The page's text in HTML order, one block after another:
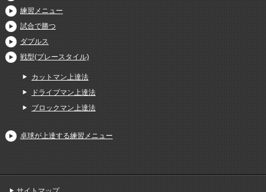
練習メニュー
試合で勝つ
ダブルス
戦型(プレースタイル)
カットマン上達法
ドライブマン上達法
ブロックマン上達法
卓球が上達する練習メニュー